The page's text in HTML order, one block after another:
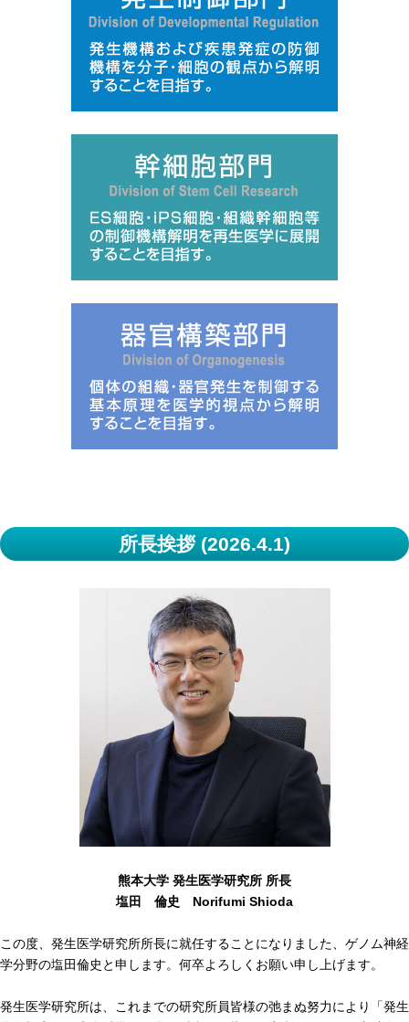
所長挨拶 (2026.4.1)
熊本大学 発生医学研究所 所長
塩田 倫史 Norifumi Shioda
この度、発生医学研究所所長に就任することになりました、ゲノム神経
学分野の塩田倫史と申します。何卒よろしくお願い申し上げます。
発生医学研究所は、これまでの研究所員皆様の弛まぬ努力により「発生